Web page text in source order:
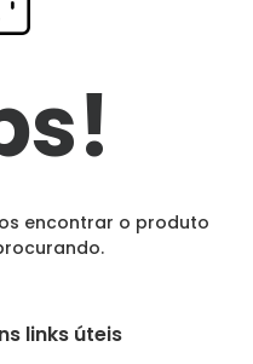
encontrar o produto
links úteis